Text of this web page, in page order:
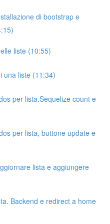
di bootstrap e
liste (10:55)
una liste (11:34)
per lista.Sequelize count e
per lista, buttone update e
lista e aggiungere
Backend e redirect a home